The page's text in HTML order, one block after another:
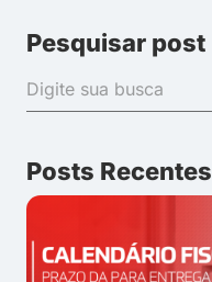
Pesquisar post
Posts Recentes